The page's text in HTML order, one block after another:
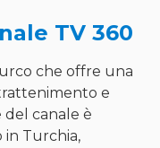
TV 360
che offre una
e
del canale è
in Turchia,